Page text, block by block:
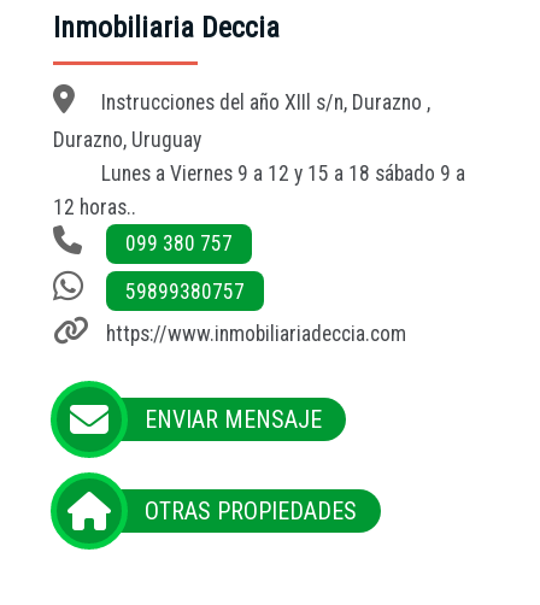
Inmobiliaria Deccia
Instrucciones del año XIIl s/n, Durazno ,
Durazno, Uruguay
Lunes a Viernes 9 a 12 y 15 a 18 sábado 9 a
12 horas..
099 380 757
59899380757
https://www.inmobiliariadeccia.com
ENVIAR MENSAJE
OTRAS PROPIEDADES